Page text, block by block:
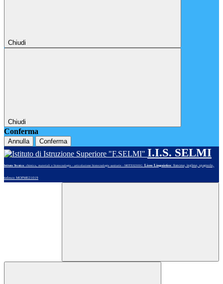
Chiudi
Chiudi
Conferma
Annulla Conferma
I.I.S. SELMI
Istituto Tecnico: chimica, materiali e biotecnologie - articolazione biotecnologie sanitarie - MOTE02101G Liceo Linguistico: francese, inglese, spagnolo,
tedesco MOPM021019